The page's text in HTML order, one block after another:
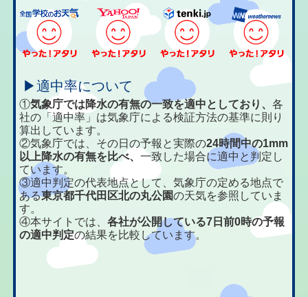
▶適中率について
①気象庁では降水の有無の一致を適中としており、各
社の「適中率」は気象庁による検証方法の基準に則り
算出しています。
②気象庁では、その日の予報と実際の24時間中の1mm
以上降水の有無を比べ、一致した場合に適中と判定し
ています。
③適中判定の代表地点として、気象庁の定める地点で
ある東京都千代田区北の丸公園の天気を参照していま
す。
④本サイトでは、各社が公開している7日前0時の予報
の適中判定の結果を比較しています。